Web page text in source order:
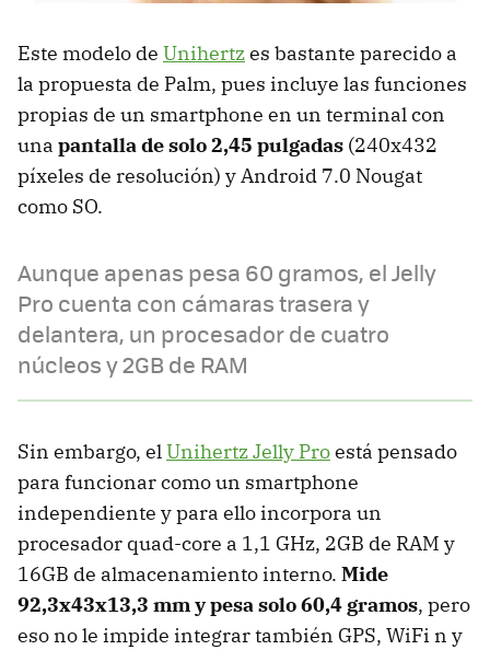
Este modelo de Unihertzes bastante parecido a
la propuesta de Palm, pues incluye las funciones
propias de un smartphone en un terminal con
una pantalla de solo 2,45 pulgadas (240x432
píxeles de resolución) y Android 7.0 Nougat
como SO.
Aunque apenas pesa 60 gramos, el Jelly
Pro cuenta con cámaras trasera y
delantera, un procesador de cuatro
núcleos y 2GB de RAM
Sin embargo, elUnihertz Jelly Proestá pensado
para funcionar como un smartphone
independiente y para ello incorpora un
procesador quad-core a 1,1 GHz, 2GB de RAM y
16GB de almacenamiento interno. Mide
92,3x43x13,3 mm y pesa solo 60,4 gramos, pero
eso no le impide integrar también GPS, WiFi n y